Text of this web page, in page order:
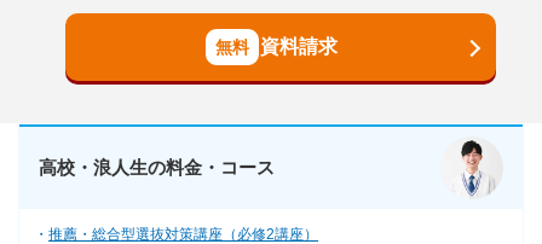
資料請求
高校・浪人生の料金・コース
推薦・総合型選抜対策講座（必修2講座）